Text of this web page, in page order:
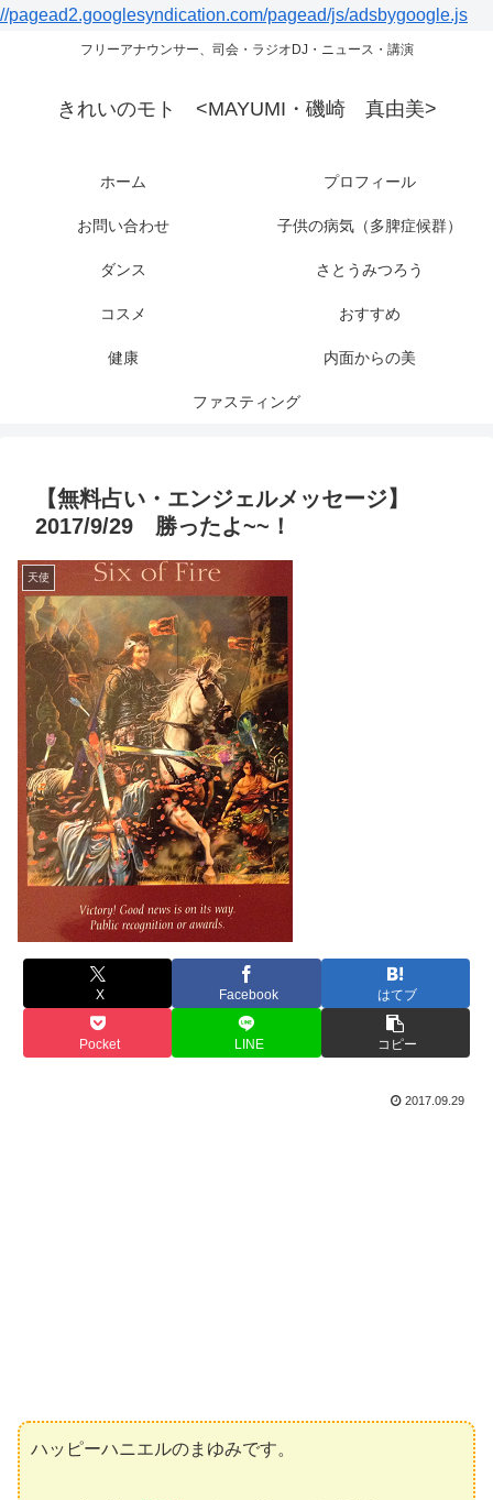
//pagead2.googlesyndication.com/pagead/js/adsbygoogle.js
フリーアナウンサー、司会・ラジオDJ・ニュース・講演
きれいのモト <MAYUMI・磯崎 真由美>
ホーム プロフィール
お問い合わせ 子供の病気（多脾症候群）
ダンス さとうみつろう
コスメ おすすめ
健康 内面からの美
ファスティング
【無料占い・エンジェルメッセージ】
2017/9/29 勝ったよ~~！
天使
X Facebook はてブ
Pocket LINE コピー
2017.09.29
ハッピーハニエルのまゆみです。